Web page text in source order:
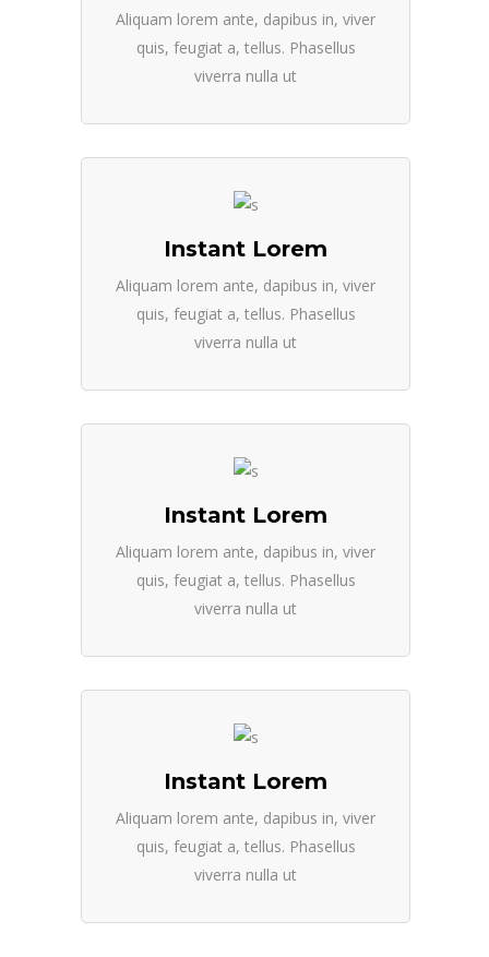
Aliquam lorem ante, dapibus in, viver
quis, feugiat a, tellus. Phasellus
viverra nulla ut
Instant Lorem
Aliquam lorem ante, dapibus in, viver
quis, feugiat a, tellus. Phasellus
viverra nulla ut
Instant Lorem
Aliquam lorem ante, dapibus in, viver
quis, feugiat a, tellus. Phasellus
viverra nulla ut
Instant Lorem
Aliquam lorem ante, dapibus in, viver
quis, feugiat a, tellus. Phasellus
viverra nulla ut